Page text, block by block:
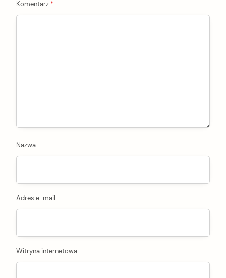
Komentarz *
Nazwa
Adres e-mail
Witryna internetowa